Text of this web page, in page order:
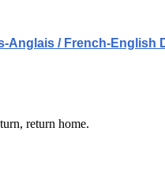
Anglais / French-English
return home.